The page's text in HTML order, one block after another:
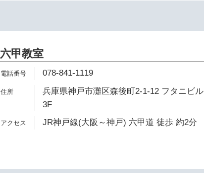
六甲教室
078-841-1119
兵庫県神戸市灘区森後町2-1-12 フタニビル
3F
JR神戸線(大阪～神戸) 六甲道 徒歩 約2分